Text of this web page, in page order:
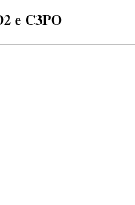
e C3PO